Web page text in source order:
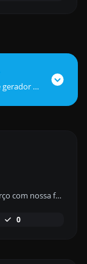
Uma coleção das ferramentas de gerador mais úteis com as quais você pode gerar dados.
Gere links de pagamento do PayPal sem esforço com nossa ferramenta geradora de links do PayPal para transações rápidas e seguras.
0